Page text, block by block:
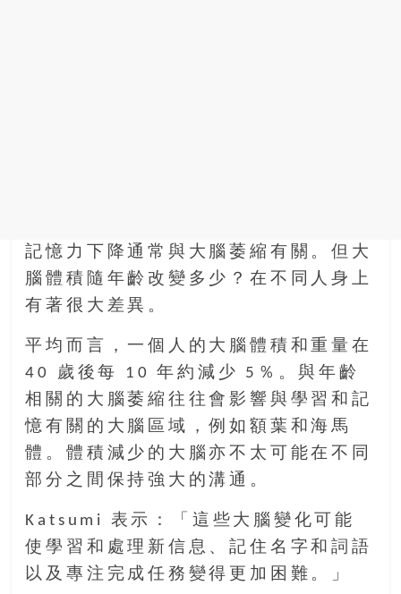
記憶力下降通常與大腦萎縮有關。但大
腦體積隨年齡改變多少？在不同人身上
有著很大差異。
平均而言，一個人的大腦體積和重量在
40 歲後每 10 年約減少 5％。與年齡
相關的大腦萎縮往往會影響與學習和記
憶有關的大腦區域，例如額葉和海馬
體。體積減少的大腦亦不太可能在不同
部分之間保持強大的溝通。
Katsumi 表示：「這些大腦變化可能
使學習和處理新信息、記住名字和詞語
以及專注完成任務變得更加困難。」